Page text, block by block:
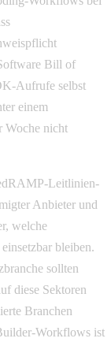
Bill of
Aufrufe selbst
einem
Woche nicht
Leitlinien-
Anbieter und
welche
bleiben.
sollten
diese Sektoren
Branchen
Workflows ist